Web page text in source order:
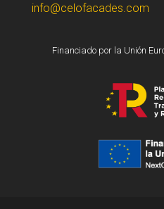
info@celofacades.com
Financiado por la Unión